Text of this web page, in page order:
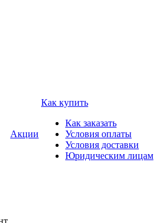
Акции
Как купить
Как заказать
Условия оплаты
Условия доставки
Юридическим лицам